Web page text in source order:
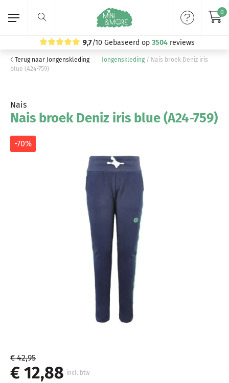
9,7/10 Gebaseerd op 3504 reviews
0
Home
Jongenskleding
Merken
Volg ons:
Terug naar Jongenskleding Jongenskleding / Nais broek Deniz iris
blue (A24-759)
Nais
Nais broek Deniz iris blue (A24-759)
-70%
€ 42,95
€ 12,88 incl. btw